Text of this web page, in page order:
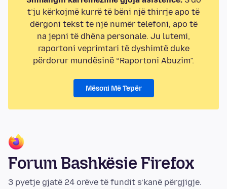
t’ju kërkojmë kurrë të bëni një thirrje apo të
dërgoni tekst te një numër telefoni, apo të
na jepni të dhëna personale. Ju lutemi,
raportoni veprimtari të dyshimtë duke
përdorur mundësinë “Raportoni Abuzim”.
Mësoni Më Tepër
Forum Bashkësie Firefox
3 pyetje gjatë 24 orëve të fundit s’kanë përgjigje.